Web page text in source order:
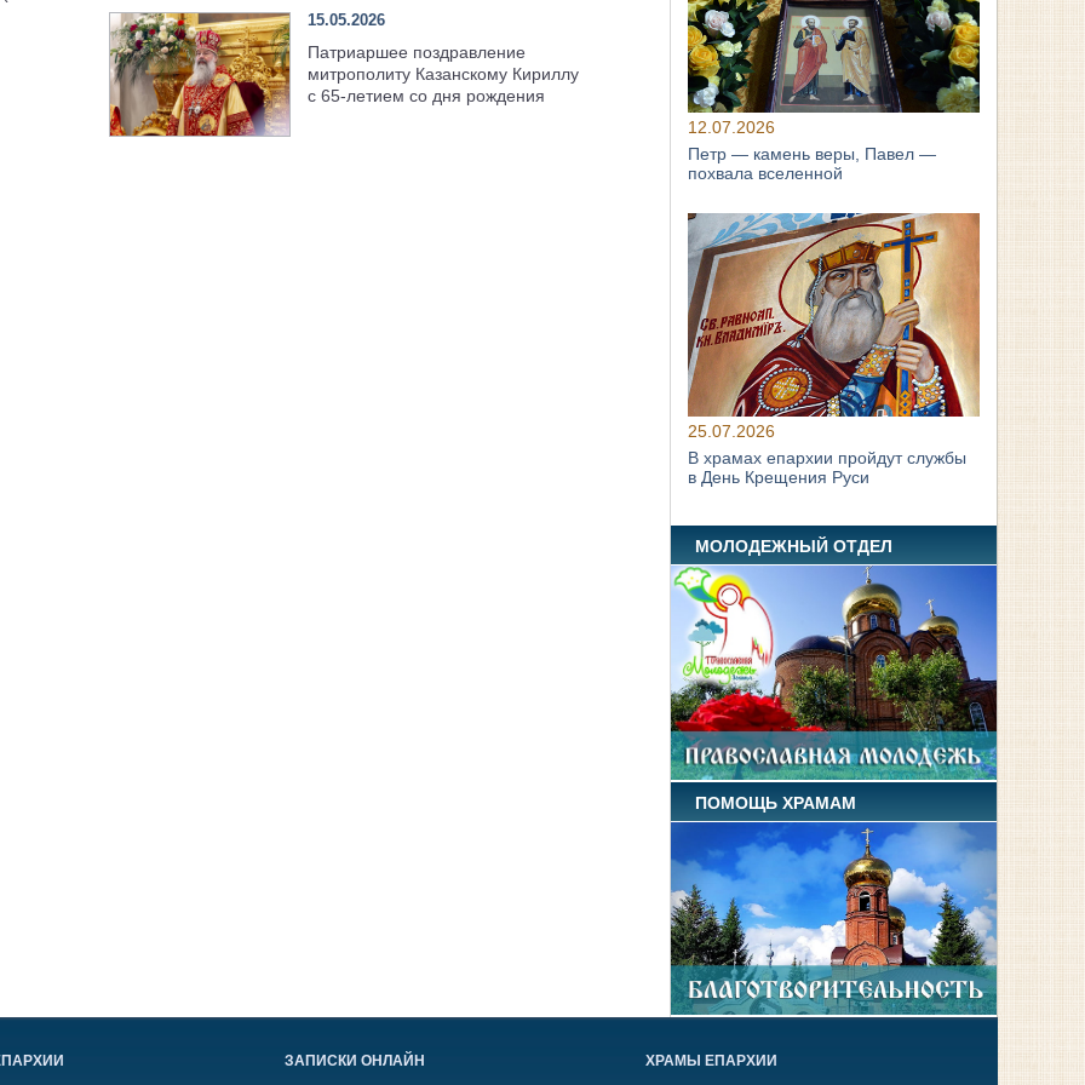
15.05.2026
Патриаршее поздравление
митрополиту Казанскому Кириллу
с 65-летием со дня рождения
12.07.2026
Петр — камень веры, Павел —
похвала вселенной
25.07.2026
В храмах епархии пройдут службы
в День Крещения Руси
МОЛОДЕЖНЫЙ ОТДЕЛ
ПОМОЩЬ ХРАМАМ
ЗАПИСКИ ОНЛАЙН ХРАМЫ ЕПАРХИИ